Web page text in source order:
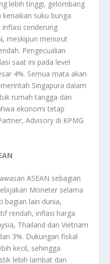
lebih tinggi, gelombang
suku bunga
cenderung
meskipun menurut
Pengecualian
saat ini pada level
4%. Semua mata akan
Singapura dalam
rumah tangga dan
ekonomi tetap
Advisory di KPMG
ASEAN sebagian
Moneter selama
bagian lain dunia,
rendah, inflasi harga
Thailand dan Vietnam
3%. Dukungan fiskal
kecil, sehingga
lebih lambat dan